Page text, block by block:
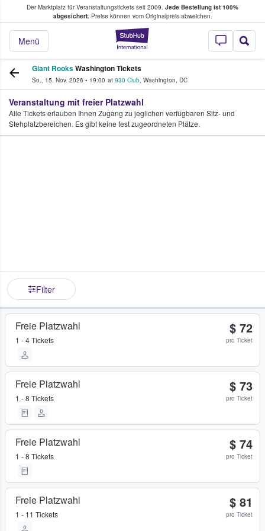
Der Marktplatz für Veranstaltungstickets seit 2009. Jede Bestellung ist 100%
abgesichert.Preise können vom Originalpreis abweichen.
StubHub - Wo
Menü
Tickets kaufen & verkaufen
Giant RooksWashington Tickets
So., 15. Nov. 2026 • 19:00 at 930 Club, Washington, DC
Veranstaltung mit freier Platzwahl
Alle Tickets erlauben Ihnen Zugang zu jeglichen verfügbaren Sitz- und
Stehplatzbereichen. Es gibt keine fest zugeordneten Plätze.
Filter
Freie Platzwahl
1 - 4 Tickets
$ 72
pro Ticket
Freie Platzwahl
1 - 8 Tickets
$ 73
pro Ticket
Freie Platzwahl
1 - 8 Tickets
$ 74
pro Ticket
Freie Platzwahl
1 - 11 Tickets
$ 81
pro Ticket